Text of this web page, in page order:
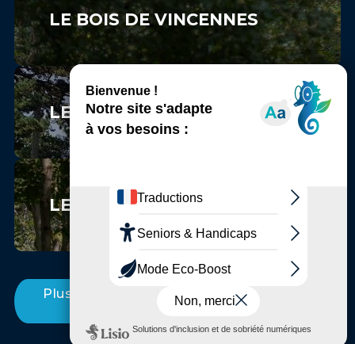
LE BOIS DE VINCENNES
LE PARC FLORAL DE PARIS
LE BOIS SAINT-MARTIN
Plus d'Incontournables entre Marne et
Bois